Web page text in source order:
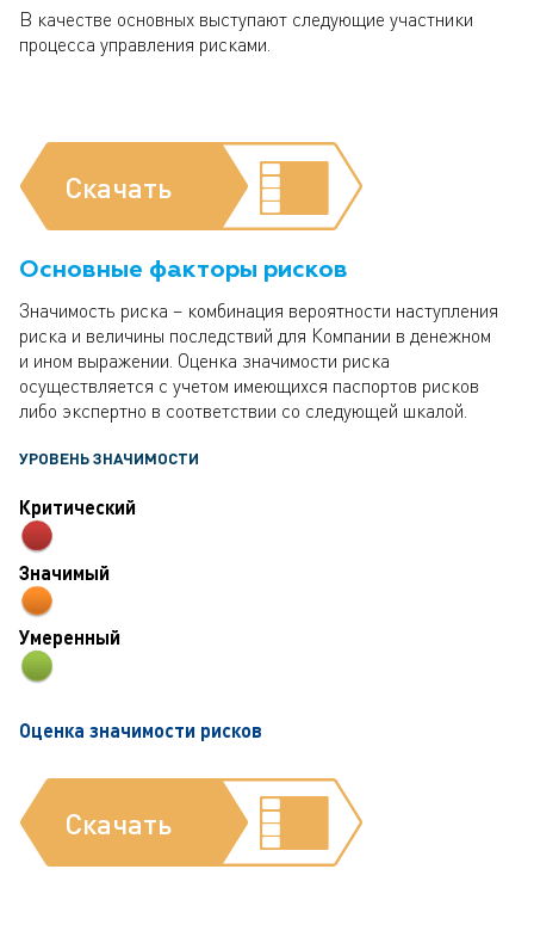
В качестве основных выступают следующие участники
процесса управления рисками.
Скачать
Основные факторы рисков
Значимость риска – комбинация вероятности наступления
риска и величины последствий для Компании в денежном
и ином выражении. Оценка значимости риска
осуществляется с учетом имеющихся паспортов рисков
либо экспертно в соответствии со следующей шкалой.
УРОВЕНЬ ЗНАЧИМОСТИ
Критический
Значимый
Умеренный
Оценка значимости рисков
Скачать